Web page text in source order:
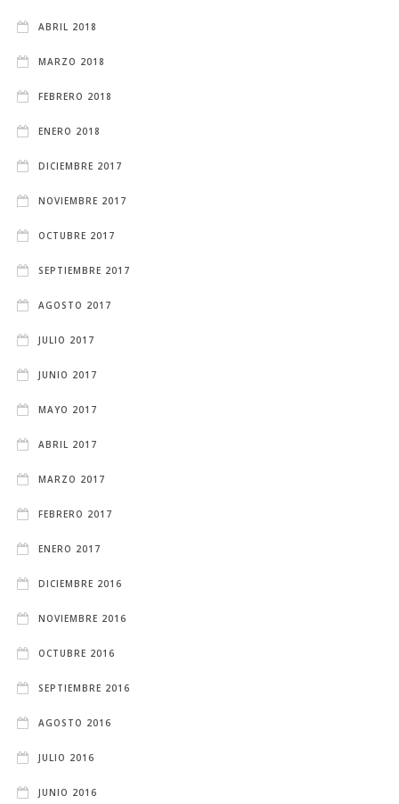
ABRIL 2018
MARZO 2018
FEBRERO 2018
ENERO 2018
DICIEMBRE 2017
NOVIEMBRE 2017
OCTUBRE 2017
SEPTIEMBRE 2017
AGOSTO 2017
JULIO 2017
JUNIO 2017
MAYO 2017
ABRIL 2017
MARZO 2017
FEBRERO 2017
ENERO 2017
DICIEMBRE 2016
NOVIEMBRE 2016
OCTUBRE 2016
SEPTIEMBRE 2016
AGOSTO 2016
JULIO 2016
JUNIO 2016